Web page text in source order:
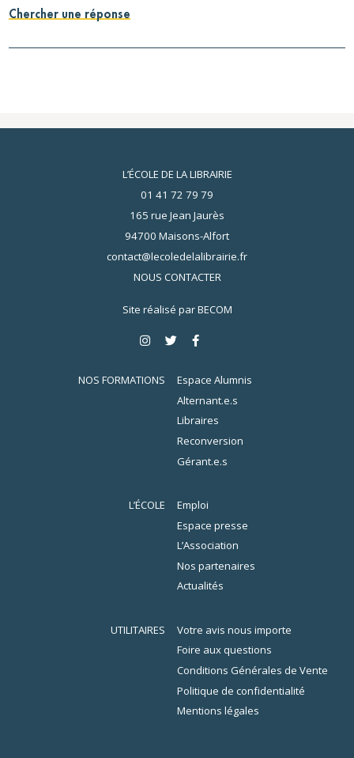
Chercher une réponse
L’ÉCOLE DE LA LIBRAIRIE
01 41 72 79 79
165 rue Jean Jaurès
94700 Maisons-Alfort
contact@lecoledelalibrairie.fr
NOUS CONTACTER
Site réalisé parBECOM
NOS FORMATIONS
Espace Alumnis
Alternant.e.s
Libraires
Reconversion
Gérant.e.s
L’ÉCOLE
Emploi
Espace presse
L’Association
Nos partenaires
Actualités
UTILITAIRES
Votre avis nous importe
Foire aux questions
Conditions Générales de Vente
Politique de confidentialité
Mentions légales